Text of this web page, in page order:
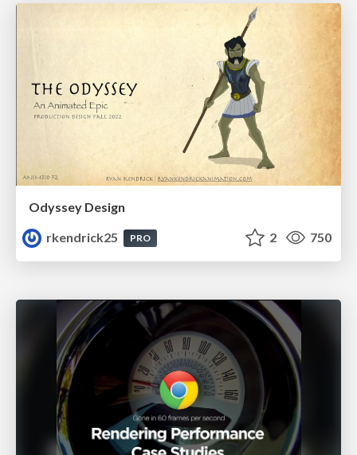
Odyssey Design
rkendrick25
PRO 2 750